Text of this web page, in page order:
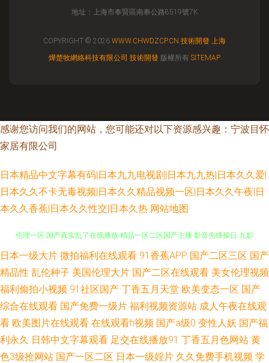
地址：上海市奉賢區南奉公路8519號7K
COPYRIGHT © 2026 WWW.CHWDZCP.CN 技術開發
上海
燁楚牧網絡科技有限公司 技術開發 版權所有 SITEMAP
感谢您访问我们的网站，您可能还对以下资源感兴趣：宁波目怀
家居有限公司
日本精品中文字幕有码|日本九九电视剧|日本九九热|日本久久爱|
日本久久不卡无毒视频|日本久久精品视频一区|日本久久午夜|日
本久久香蕉|日本久久性交|日本久热 网站地图
亚洲影音先锋素人 黄色仓库免费入口 最近日本mv 九七超碰人人乐 亚洲综合
伦理一区 国产真实乱了在线播放 精品一区二区国产主播 影音先锋操日 九影
院 一级免费久 黄色仓库看片 羞羞视频高清内射 国产免费福利写 亚洲国产综
国产午夜手机不卡影院 亚洲成人SESE 国产亚洲午夜 午夜国产视频福利 国产
日本一级大片 微拍福利在线观看 91香蕉APP 国产二区三区 国产
精品性 乱伦种子 美国伦理大片 国产二区在线观看 美女伦理视频
福利偷拍小视频 91社区国产 丁香五月天堂 欧美变态一区 国产
综合在线观看 国产免费一级片 福利视频资源站 成人午夜在线观
看 欧美图片在线观看 在线观看h视频 国产a级0 变性人妖 国产福
利永久 日韩中文字幕观看 足交在线播放91 丁香五月色网站 黄
色3级抢网站 国产一区二区 日本一级婬片 久久免费手机视频 学